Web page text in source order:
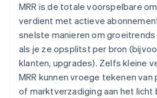
MRR is de totale voorspelbare
verdient met actieve
snelste manieren om
als je ze opsplitst per bron
klanten, upgrades). Zelfs kleine
MRR kunnen vroege tekenen
of marktverzadiging aan het licht